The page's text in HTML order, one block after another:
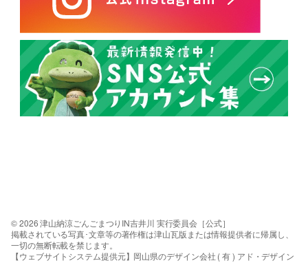
© 2026 津山納涼ごんごまつりIN吉井川 実行委員会［公式］
掲載されている写真･文章等の著作権は津山瓦版または情報提供者に帰属し、
一切の無断転載を禁じます。
【ウェブサイトシステム提供元】岡山県のデザイン会社 ( 有 ) アド・デザイン